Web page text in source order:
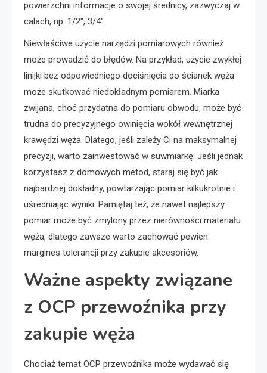
powierzchni informacje o swojej średnicy, zazwyczaj w
calach, np. 1/2″, 3/4″.
Niewłaściwe użycie narzędzi pomiarowych również
może prowadzić do błędów. Na przykład, użycie zwykłej
linijki bez odpowiedniego dociśnięcia do ścianek węża
może skutkować niedokładnym pomiarem. Miarka
zwijana, choć przydatna do pomiaru obwodu, może być
trudna do precyzyjnego owinięcia wokół wewnętrznej
krawędzi węża. Dlatego, jeśli zależy Ci na maksymalnej
precyzji, warto zainwestować w suwmiarkę. Jeśli jednak
korzystasz z domowych metod, staraj się być jak
najbardziej dokładny, powtarzając pomiar kilkukrotnie i
uśredniając wyniki. Pamiętaj też, że nawet najlepszy
pomiar może być zmylony przez nierówności materiału
węża, dlatego zawsze warto zachować pewien
margines tolerancji przy zakupie akcesoriów.
Ważne aspekty związane
z OCP przewoźnika przy
zakupie węża
Chociaż temat OCP przewoźnika może wydawać się